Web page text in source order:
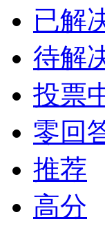
已解
待解
投票
零回
推荐
高分